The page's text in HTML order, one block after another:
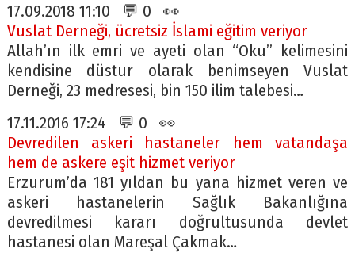
17.09.2018 11:10 💬 0 👀
Vuslat Derneği, ücretsiz İslami eğitim veriyor
Allah’ın ilk emri ve ayeti olan “Oku” kelimesini
kendisine düstur olarak benimseyen Vuslat
Derneği, 23 medresesi, bin 150 ilim talebesi…
17.11.2016 17:24 💬 0 👀
Devredilen askeri hastaneler hem vatandaşa
hem de askere eşit hizmet veriyor
Erzurum’da 181 yıldan bu yana hizmet veren ve
askeri hastanelerin Sağlık Bakanlığına
devredilmesi kararı doğrultusunda devlet
hastanesi olan Mareşal Çakmak…